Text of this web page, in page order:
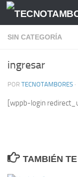
Saltar al
SIN CATEGORÍA
ingresar
POR TECNOTAMBORES ·
[wppb-login
TAMBIÉN